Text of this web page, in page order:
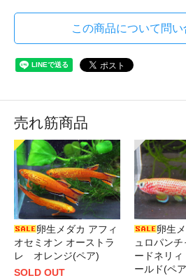
この商品について問い
売れ筋商品
卵生メダカ アフィ
オセミオン オーストラ
レ オレンジ(ペア)
SOLD OUT
卵生
ュロパン
ードネリ
ールド(ペ